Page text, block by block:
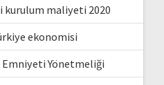
kurulum maliyeti 2020
ekonomisi
Emniyeti Yönetmeliği